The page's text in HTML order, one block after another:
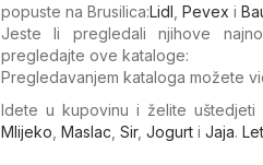
popuste na Brusilica:Lidl Pevex i
Jeste li pregledali njihove
pregledajte ove kataloge:
Pregledavanjem kataloga možete
Idete u kupovinu i želite
Mlijeko Maslac Sir, Jogurt i Jaja.